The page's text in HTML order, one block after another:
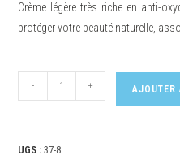
Crème légère très riche en anti-
protéger votre beauté naturelle,
- + AJOUTER
UGS :37-8